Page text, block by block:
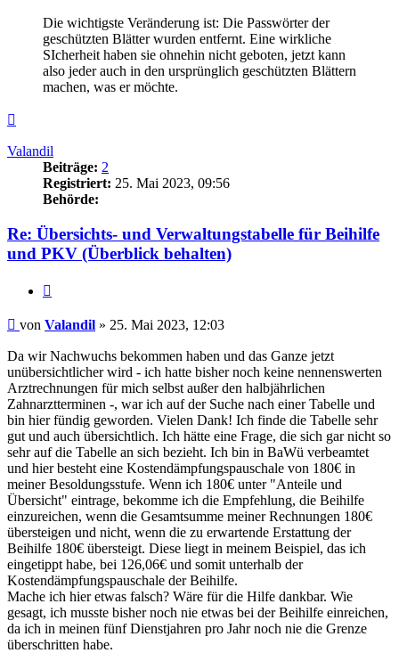
Die wichtigste Veränderung ist: Die Passwörter der
geschützten Blätter wurden entfernt. Eine wirkliche
SIcherheit haben sie ohnehin nicht geboten, jetzt kann
also jeder auch in den ursprünglich geschützten Blättern
machen, was er möchte.
Valandil
Beiträge: 2
Registriert: 25. Mai 2023, 09:56
Behörde:
Re: Übersichts- und Verwaltungstabelle für Beihilfe
und PKV (Überblick behalten)
Beitrag
von Valandil » 25. Mai 2023, 12:03
Da wir Nachwuchs bekommen haben und das Ganze jetzt
unübersichtlicher wird - ich hatte bisher noch keine nennenswerten
Arztrechnungen für mich selbst außer den halbjährlichen
Zahnarztterminen -, war ich auf der Suche nach einer Tabelle und
bin hier fündig geworden. Vielen Dank! Ich finde die Tabelle sehr
gut und auch übersichtlich. Ich hätte eine Frage, die sich gar nicht so
sehr auf die Tabelle an sich bezieht. Ich bin in BaWü verbeamtet
und hier besteht eine Kostendämpfungspauschale von 180€ in
meiner Besoldungsstufe. Wenn ich 180€ unter "Anteile und
Übersicht" eintrage, bekomme ich die Empfehlung, die Beihilfe
einzureichen, wenn die Gesamtsumme meiner Rechnungen 180€
übersteigen und nicht, wenn die zu erwartende Erstattung der
Beihilfe 180€ übersteigt. Diese liegt in meinem Beispiel, das ich
eingetippt habe, bei 126,06€ und somit unterhalb der
Kostendämpfungspauschale der Beihilfe.
Mache ich hier etwas falsch? Wäre für die Hilfe dankbar. Wie
gesagt, ich musste bisher noch nie etwas bei der Beihilfe einreichen,
da ich in meinen fünf Dienstjahren pro Jahr noch nie die Grenze
überschritten habe.